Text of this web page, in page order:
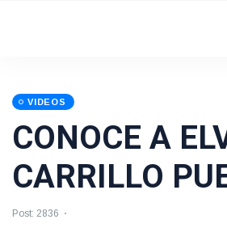
VIDEOS
CONOCE A
CARRILLO
Post: 2836